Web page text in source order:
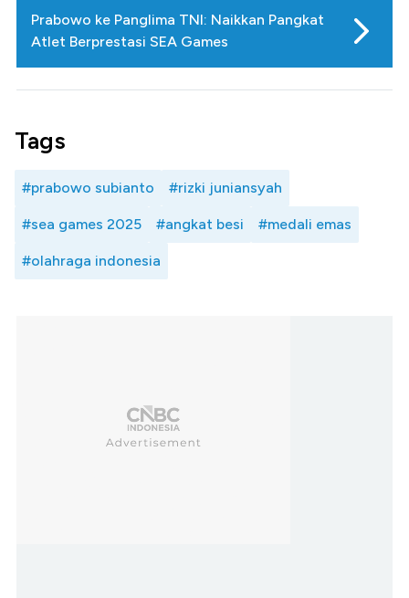
Prabowo ke Panglima TNI: Naikkan Pangkat
Atlet Berprestasi SEA Games
Tags
#prabowo subianto #rizki juniansyah
#sea games 2025 #angkat besi #medali emas
#olahraga indonesia